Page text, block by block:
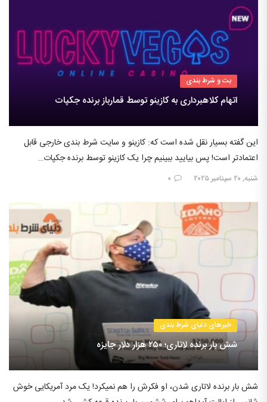
بت و شرط بندی
اتهام کلاهبرداری به کازینو توسط قمارباز برنده جکپات
این گفته بسیار نقل شده است که: کازینو و سایت شرط بندی خارجی قابل
اعتمادتر است! پس بیایید ببینیم چرا یک کازینو توسط برنده جکپات…
شنبه, ۲۰ سپتامبر ۲۰۲۵ ۰
خبرهای دنیای شرط بندی
شش بار برنده لاتاری؛ ۲۵۰ هزار دلار جایزه
شش بار برنده لاتاری شدن، او فکرش را هم نمیکرد! یک مرد آمریکایی خوش